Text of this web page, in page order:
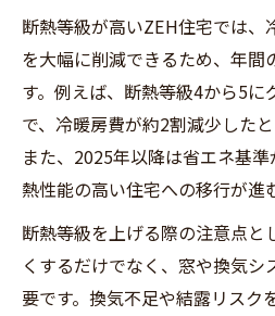
断熱等級が高いZEH住宅では、
を大幅に削減できるため、年間
す。例えば、断熱等級4から5に
で、冷暖房費が約2割減少した
また、2025年以降は省エネ基
熱性能の高い住宅への移行が進
断熱等級を上げる際の注意点と
くするだけでなく、窓や換気
要です。換気不足や結露リスク